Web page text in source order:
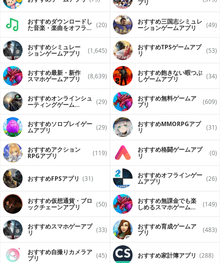
プリ
おすすめダウンロードし
た音楽・楽曲をオフライ (20) おすすめ三国志シミュレ
ーションゲームアプリ (49)
おすすめシミュレー
ションゲームアプリ (1,645) おすすめTPSゲームアプ
リ (53)
おすすめ最新・新作
スマホゲームアプリ (8,639) おすすめ飽きない暇つぶ
しゲームアプリ (34)
おすすめオンラインシュ
ーティングゲーム (29) おすすめ無料ゲームア
プリ (609)
おすすめソロプレイゲー
ムアプリ (29) おすすめ MMORPGアプ
リ (31)
おすすめアクション
RPGアプリ (119) おすすめ格闘ゲームアプ
リ (0)
おすすめFPSアプリ (31) おすすめオフラインゲー
ムアプリ (26)
おすすめ仮想通貨・ブロ
ックチェーンアプリ (50) おすすめ無課金でも楽
しめるスマホゲームア (149)
おすすめスマホゲーアプ
リ (33) おすすめ育成ゲームア
プリ (483)
おすすめ自撮りカメラア
プリ (45) おすすめ家計簿アプリ (288)